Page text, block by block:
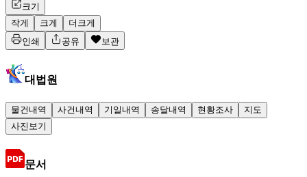
크기
작게
크게
더크게
인쇄
공유 보관
대법원
물건내역 사건내역 기일내역 송달내역 현황조사
지도
사진보기
문서